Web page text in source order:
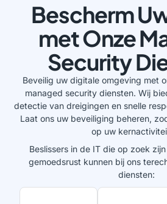
Bescherm
met Onze
Security
Beveilig uw digitale omgeving met
managed security diensten. Wij
detectie van dreigingen en snelle
Laat ons uw beveiliging beheren,
op uw
Beslissers in de IT die op zoek
gemoedsrust kunnen bij ons
diensten: